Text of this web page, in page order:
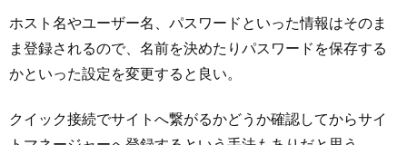
ホスト名やユーザー名、パスワードといった情報はそのま
ま登録されるので、名前を決めたりパスワードを保存する
かといった設定を変更すると良い。
クイック接続でサイトへ繋がるかどうか確認してからサイ